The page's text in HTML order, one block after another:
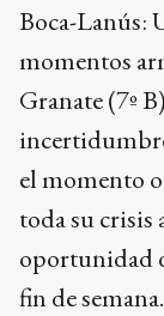
Boca-Lanús:
momentos
Granate (7º
el momento
toda su crisis
oportunidad
fin de